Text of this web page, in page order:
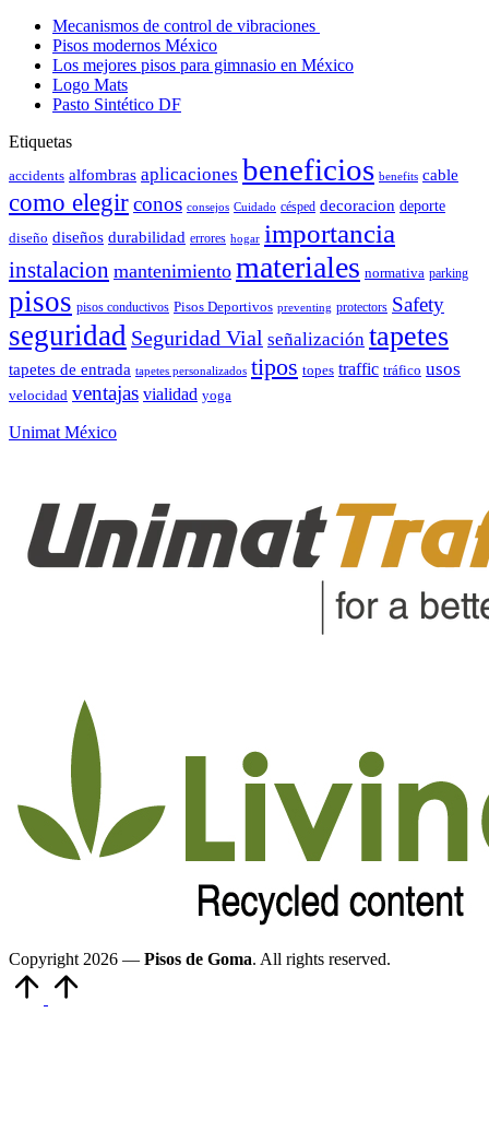
Mecanismos de control de vibraciones
Pisos modernos México
Los mejores pisos para gimnasio en México
Logo Mats
Pasto Sintético DF
Etiquetas
accidents alfombras aplicaciones beneficios benefits cable
como elegirconos consejos Cuidado césped decoracion deporte
diseño diseños durabilidad errores hogar importancia
instalacion mantenimiento materiales normativa parking
pisos pisos conductivos Pisos Deportivos preventing protectors Safety
seguridad Seguridad Vial señalización tapetes
tapetes de entrada tapetes personalizados tipos topes traffic tráfico usos
velocidad ventajas vialidad yoga
Unimat México
Copyright 2026 — Pisos de Goma. All rights reserved.